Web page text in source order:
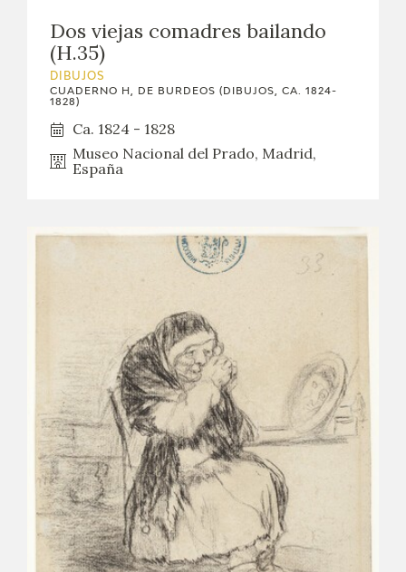
Dos viejas comadres bailando
(H.35)
DIBUJOS
CUADERNO H, DE BURDEOS (DIBUJOS, CA. 1824-
1828)
Ca. 1824 - 1828
Museo Nacional del Prado, Madrid,
España